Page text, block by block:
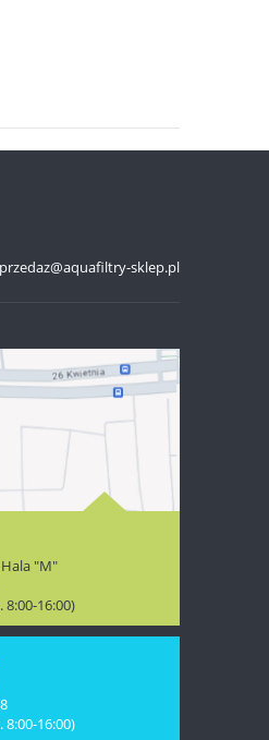
sklep.pl
"M"
8:00-16:00)
8:00-16:00)